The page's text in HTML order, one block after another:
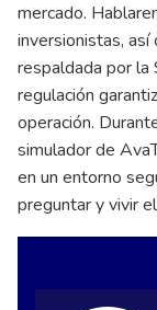
mercado.
inversionistas, así
respaldada por la
regulación
operación.
simulador de
en un entorno
preguntar y vivir